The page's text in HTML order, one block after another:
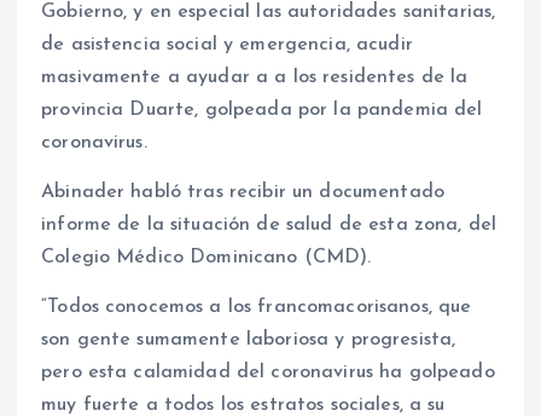
Gobierno, y en especial las autoridades sanitarias,
de asistencia social y emergencia, acudir
masivamente a ayudar a a los residentes de la
provincia Duarte, golpeada por la pandemia del
coronavirus.
Abinader habló tras recibir un documentado
informe de la situación de salud de esta zona, del
Colegio Médico Dominicano (CMD).
“Todos conocemos a los francomacorisanos, que
son gente sumamente laboriosa y progresista,
pero esta calamidad del coronavirus ha golpeado
muy fuerte a todos los estratos sociales, a su